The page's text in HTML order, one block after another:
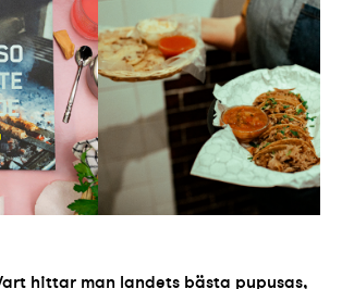
hittar man landets bästa pupusas,